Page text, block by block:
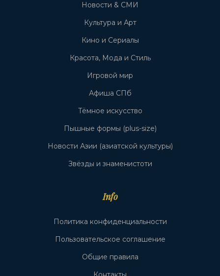
Новости & СМИ
Культура и Арт
Кино и Сериалы
Красота, Мода и Стиль
Игровой мир
Афиша СПб
Тёмное искусство
Пышные формы (plus-size)
Новости Азии (азиатской культуры)
Звёзды и знаменистоти
Info
Политика конфиденциальности
Пользовательское соглашение
Общие правила